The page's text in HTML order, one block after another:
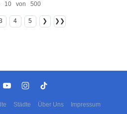
10 von 500
4 5 ❯ ❯❯
Städte Über Uns Impressum